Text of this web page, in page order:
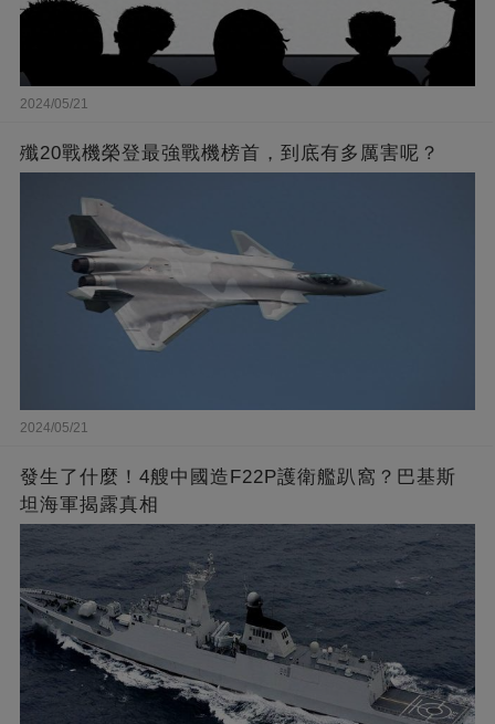
2024/05/21
殲20戰機榮登最強戰機榜首，到底有多厲害呢？
2024/05/21
發生了什麼！4艘中國造F22P護衛艦趴窩？巴基斯
坦海軍揭露真相